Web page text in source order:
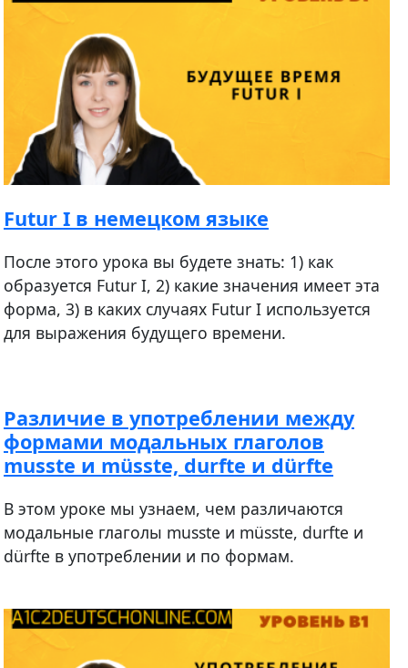
Futur I в немецком языке
После этого урока вы будете знать: 1) как
образуется Futur I, 2) какие значения имеет эта
форма, 3) в каких случаях Futur I используется
для выражения будущего времени.
Различие в употреблении между
формами модальных глаголов
musste и müsste, durfte и dürfte
В этом уроке мы узнаем, чем различаются
модальные глаголы musste и müsste, durfte и
dürfte в употреблении и по формам.